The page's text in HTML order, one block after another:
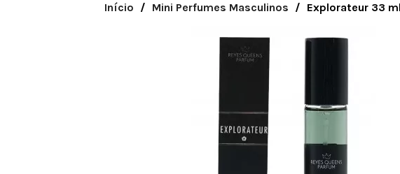
Início Mini Perfumes Masculinos Explorateur 33 ml